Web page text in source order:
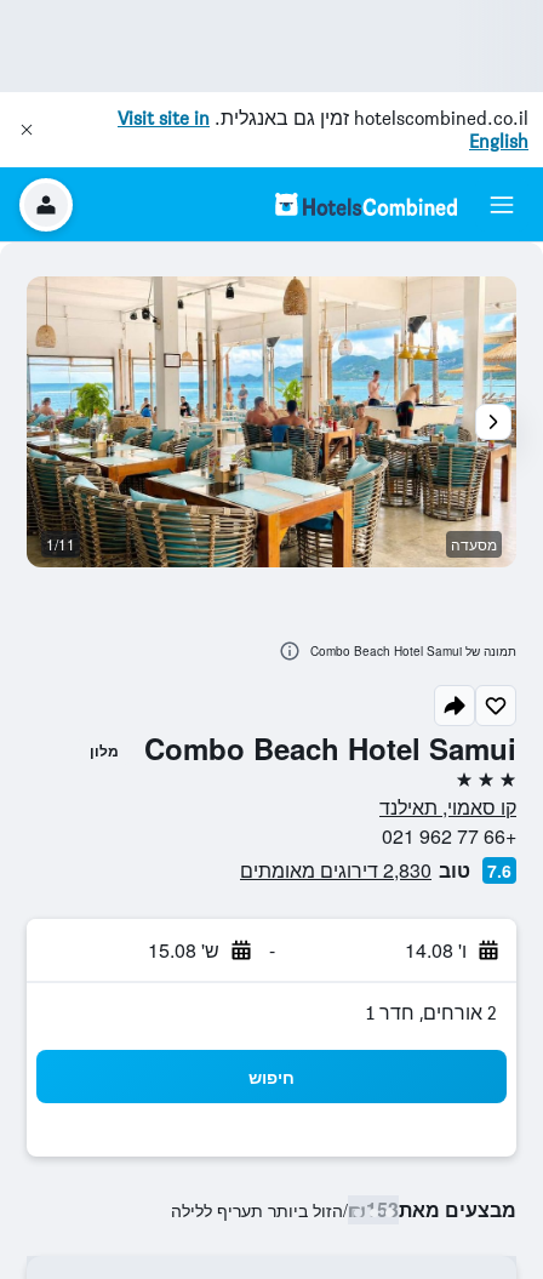
hotelscombined.co.il זמין גם באנגלית. Visit site in
English
Combo Beach Hotel Samui מלון
3 כוכבים
קו סאמוי, תאילנד
+66 77 962 021
7.6 טוב 2,830 דירוגים מאומתים
ו' 14.08 - ש' 15.08
2 אורחים, חדר 1
חיפוש
מבצעים מאת₪153
/הזול ביותר תעריף ללילה
מסעדה 1/11
תמונה של Combo Beach Hotel Samui